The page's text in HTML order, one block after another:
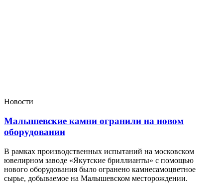
Новости
Малышевские камни огранили на новом
оборудовании
В рамках производственных испытаний на московском
ювелирном заводе «Якутские бриллианты» с помощью
нового оборудования было огранено камнесамоцветное
сырье, добываемое на Малышевском месторождении.